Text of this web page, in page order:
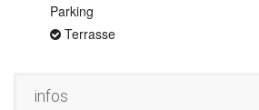
Parking
Terrasse
infos